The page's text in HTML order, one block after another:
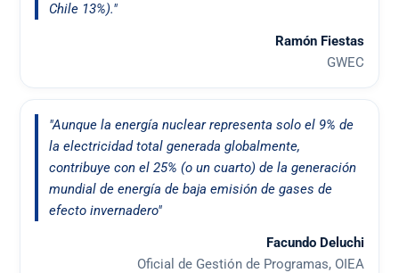
Chile 13%)."
Ramón Fiestas
GWEC
"Aunque la energía nuclear representa solo el 9% de
la electricidad total generada globalmente,
contribuye con el 25% (o un cuarto) de la generación
mundial de energía de baja emisión de gases de
efecto invernadero"
Facundo Deluchi
Oficial de Gestión de Programas, OIEA